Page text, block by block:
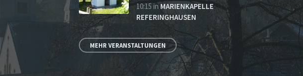
10:15inMARIENKAPELLE
REFERINGHAUSEN
MEHR VERANSTALTUNGEN